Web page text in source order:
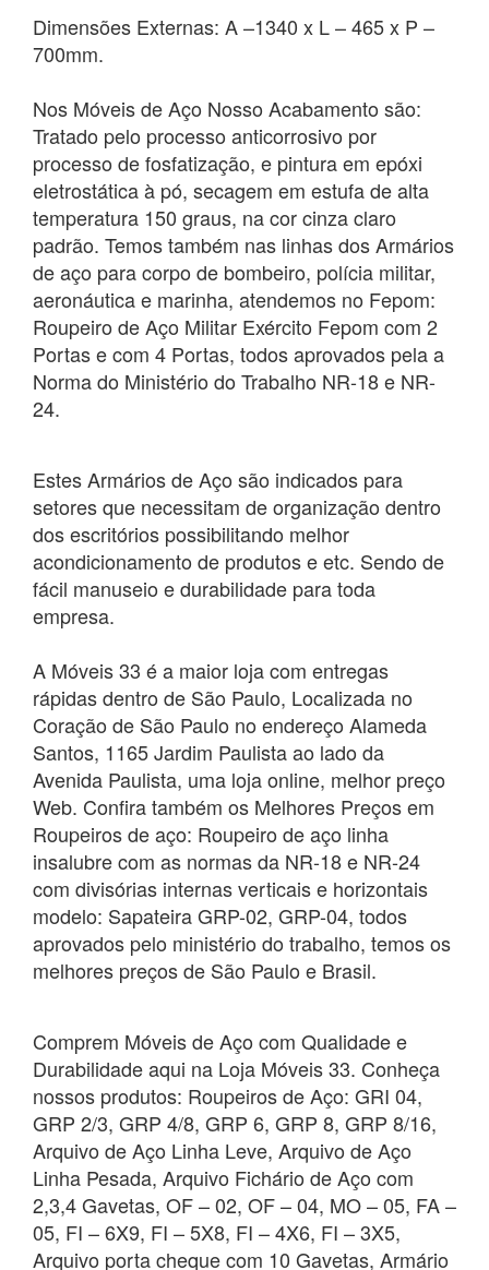
Dimensões Externas: A –1340 x L – 465 x P –
700mm.
Nos Móveis de Aço Nosso Acabamento são:
Tratado pelo processo anticorrosivo por
processo de fosfatização, e pintura em epóxi
eletrostática à pó, secagem em estufa de alta
temperatura 150 graus, na cor cinza claro
padrão. Temos também nas linhas dos Armários
de aço para corpo de bombeiro, polícia militar,
aeronáutica e marinha, atendemos no Fepom:
Roupeiro de Aço Militar Exército Fepom com 2
Portas e com 4 Portas, todos aprovados pela a
Norma do Ministério do Trabalho NR-18 e NR-
24.
Estes Armários de Aço são indicados para
setores que necessitam de organização dentro
dos escritórios possibilitando melhor
acondicionamento de produtos e etc. Sendo de
fácil manuseio e durabilidade para toda
empresa.
A Móveis 33 é a maior loja com entregas
rápidas dentro de São Paulo, Localizada no
Coração de São Paulo no endereço Alameda
Santos, 1165 Jardim Paulista ao lado da
Avenida Paulista, uma loja online, melhor preço
Web. Confira também os Melhores Preços em
Roupeiros de aço: Roupeiro de aço linha
insalubre com as normas da NR-18 e NR-24
com divisórias internas verticais e horizontais
modelo: Sapateira GRP-02, GRP-04, todos
aprovados pelo ministério do trabalho, temos os
melhores preços de São Paulo e Brasil.
Comprem Móveis de Aço com Qualidade e
Durabilidade aqui na Loja Móveis 33. Conheça
nossos produtos: Roupeiros de Aço: GRI 04,
GRP 2/3, GRP 4/8, GRP 6, GRP 8, GRP 8/16,
Arquivo de Aço Linha Leve, Arquivo de Aço
Linha Pesada, Arquivo Fichário de Aço com
2,3,4 Gavetas, OF – 02, OF – 04, MO – 05, FA –
05, FI – 6X9, FI – 5X8, FI – 4X6, FI – 3X5,
Arquivo porta cheque com 10 Gavetas, Armário